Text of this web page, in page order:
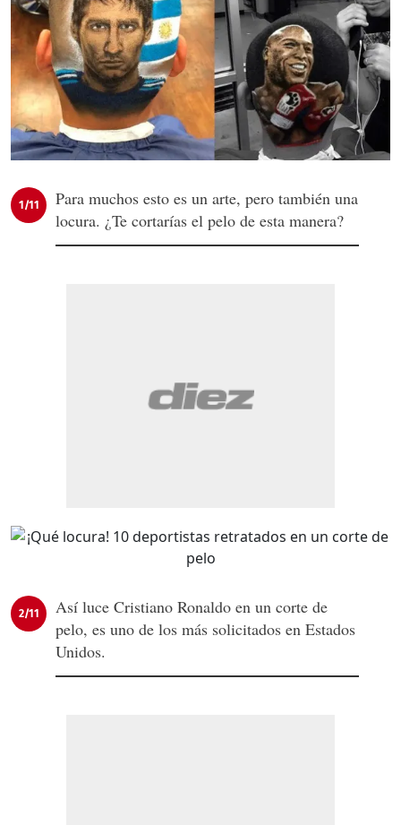
1/11
Para muchos esto es un arte, pero también una
locura. ¿Te cortarías el pelo de esta manera?
2/11
Así luce Cristiano Ronaldo en un corte de
pelo, es uno de los más solicitados en Estados
Unidos.